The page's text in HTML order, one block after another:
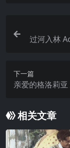
过河入林
下一篇
亲爱的格洛莉
相关文章